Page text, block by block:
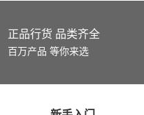
正品行货 品类齐全
百万产品 等你来选